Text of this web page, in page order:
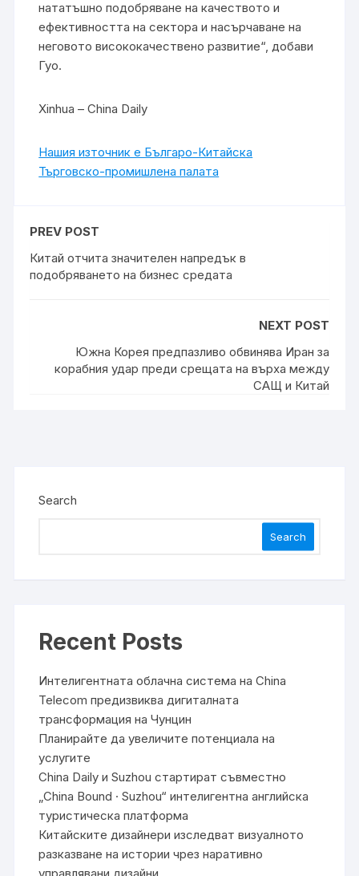
нататъшно подобряване на качеството и
ефективността на сектора и насърчаване на
неговото висококачествено развитие“, добави
Гуо.
Xinhua – China Daily
Нашия източник е Българо-Китайска
Търговско-промишлена палaта
PREV POST
Китай отчита значителен напредък в
подобряването на бизнес средата
NEXT POST
Южна Корея предпазливо обвинява Иран за
корабния удар преди срещата на върха между
САЩ и Китай
Search
Search
Recent Posts
Интелигентната облачна система на China
Telecom предизвиква дигиталната
трансформация на Чунцин
Планирайте да увеличите потенциала на
услугите
China Daily и Suzhou стартират съвместно
„China Bound · Suzhou“ интелигентна английска
туристическа платформа
Китайските дизайнери изследват визуалното
разказване на истории чрез наративно